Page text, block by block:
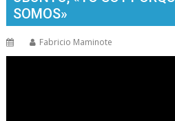
SOMOS»
Fabricio Maminote